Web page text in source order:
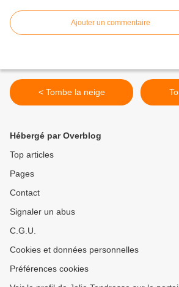
Ajouter un commentaire
< Tombe la neige
Hébergé par Overblog
Top articles
Pages
Contact
Signaler un abus
C.G.U.
Cookies et données personnelles
Préférences cookies